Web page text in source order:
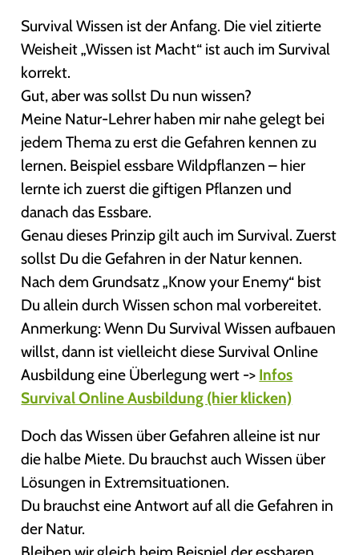
Survival Wissen ist der Anfang. Die viel zitierte
Weisheit „Wissen ist Macht“ ist auch im Survival
korrekt.
Gut, aber was sollst Du nun wissen?
Meine Natur-Lehrer haben mir nahe gelegt bei
jedem Thema zu erst die Gefahren kennen zu
lernen. Beispiel essbare Wildpflanzen – hier
lernte ich zuerst die giftigen Pflanzen und
danach das Essbare.
Genau dieses Prinzip gilt auch im Survival. Zuerst
sollst Du die Gefahren in der Natur kennen.
Nach dem Grundsatz „Know your Enemy“ bist
Du allein durch Wissen schon mal vorbereitet.
Anmerkung: Wenn Du Survival Wissen aufbauen
willst, dann ist vielleicht diese Survival Online
Ausbildung eine Überlegung wert -> Infos
Survival Online Ausbildung (hier klicken)
Doch das Wissen über Gefahren alleine ist nur
die halbe Miete. Du brauchst auch Wissen über
Lösungen in Extremsituationen.
Du brauchst eine Antwort auf all die Gefahren in
der Natur.